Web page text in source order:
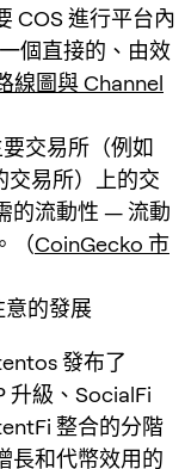
COS 進行平台內
個直接的、由效
線圖與 Channel
交易所（例如
交易所）上的交
的流動性 — 流動
（CoinGecko 市
的發展
發布了
升級、SocialFi
整合的分階
長和代幣效用的